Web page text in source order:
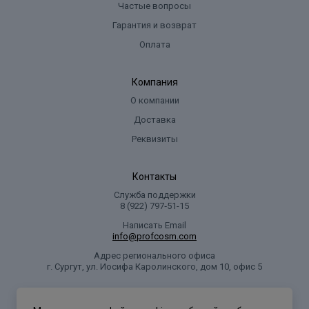
Частые вопросы
Гарантия и возврат
Оплата
Компания
О компании
Доставка
Реквизиты
Контакты
Служба поддержки
8 (922) 797‑51-15
Написать Email
info@profcosm.com
Адрес регионального офиса
г. Сургут, ул. Иосифа Каролинского, дом 10, офис 5